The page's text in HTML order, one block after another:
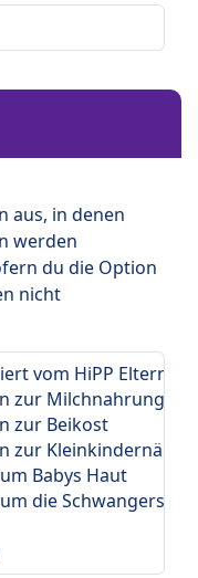
aus, in denen
werden
du die Option
nicht